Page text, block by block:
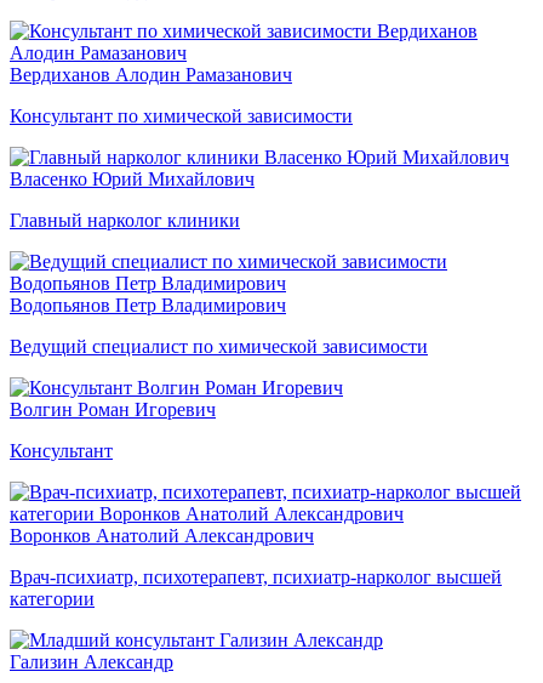
Вердиханов Алодин Рамазанович
Консультант по химической зависимости
Власенко Юрий Михайлович
Главный нарколог клиники
Водопьянов Петр Владимирович
Ведущий специалист по химической зависимости
Волгин Роман Игоревич
Консультант
Воронков Анатолий Александрович
Врач-психиатр, психотерапевт, психиатр-нарколог высшей
категории
Гализин Александр